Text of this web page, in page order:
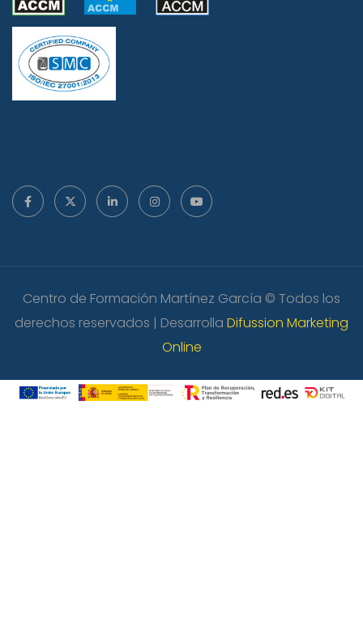
Centro de Formación Martínez García © Todos los
derechos reservados | Desarrolla Difussion Marketing
Online